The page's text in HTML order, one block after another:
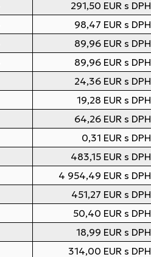
291,50 EUR s DPH
98,47 EUR s DPH
89,96 EUR s DPH
89,96 EUR s DPH
24,36 EUR s DPH
19,28 EUR s DPH
64,26 EUR s DPH
0,31 EUR s DPH
483,15 EUR s DPH
4 954,49 EUR s DPH
451,27 EUR s DPH
50,40 EUR s DPH
18,99 EUR s DPH
314,00 EUR s DPH